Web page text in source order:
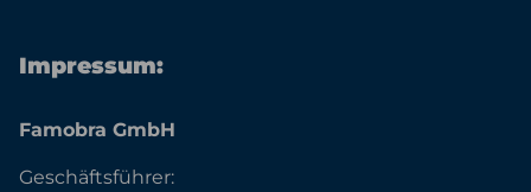
Impressum:
Famobra GmbH
Geschäftsführer: